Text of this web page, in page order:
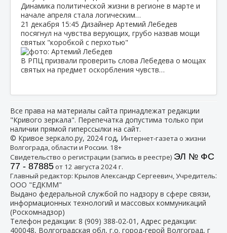
Динамика политической жизни в регионе в марте и
начале апреля стала логическим…
21 декабря 15:45 Дизайнер Артемий Лебедев
посягнул на чувства верующих, грубо назвав мощи
святых "коробкой с перхотью"
В РПЦ призвали проверить слова Лебедева о мощах
святых на предмет оскорбления чувств…
Все права на материалы сайта принадлежат редакции
"Кривого зеркала". Перепечатка допустима только при
наличии прямой гиперссылки на сайт.
© Кривое зеркало.ру, 2024 год, Интернет-газета о жизни
Волгограда, области и России. 18+
Свидетельство о регистрации (запись в реестре) ЭЛ № ФС
77 - 87885от 12 августа 2024 г.
Главный редактор: Крылов Александр Сергеевич, Учредитель:
ООО "ЕДКММ"
Выдано федеральной службой по надзору в сфере связи,
информационных технологий и массовых коммуникаций
(Роскомнадзор)
Телефон редакции: 8 (909) 388-02-01 , Адрес редакции:
400048, Волгоградская обл, г.о. город-герой Волгоград, г